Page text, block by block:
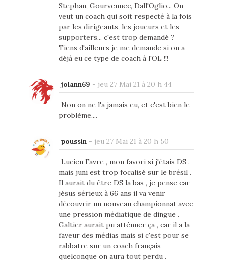
Stephan, Gourvennec, Dall'Oglio... On
veut un coach qui soit respecté à la fois
par les dirigeants, les joueurs et les
supporters... c'est trop demandé ?
Tiens d'ailleurs je me demande si on a
déjà eu ce type de coach à l'OL !!!
jolann69 - jeu 27 Mai 21 à 20 h 44
Non on ne l'a jamais eu, et c'est bien le
problème....
poussin - jeu 27 Mai 21 à 20 h 50
Lucien Favre , mon favori si j'étais DS .
mais juni est trop focalisé sur le brésil .
Il aurait du être DS la bas , je pense car
jésus sérieux à 66 ans il va venir
découvrir un nouveau championnat avec
une pression médiatique de dingue .
Galtier aurait pu atténuer ça , car il a la
faveur des médias mais si c'est pour se
rabbatre sur un coach français
quelconque on aura tout perdu .